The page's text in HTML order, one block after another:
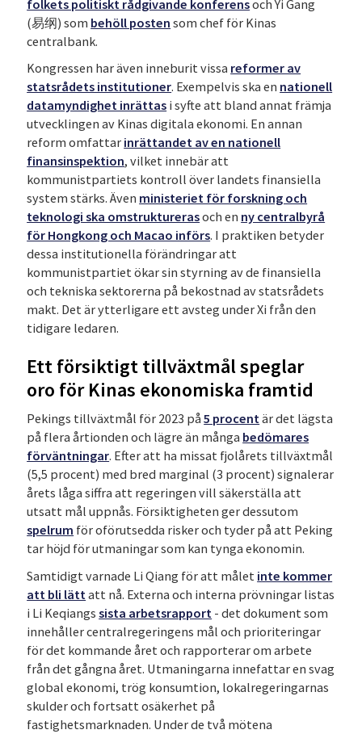
folkets politiskt rådgivande konferensoch Yi Gang
(易纲) som behöll posten som chef för Kinas
centralbank.
Kongressen har även inneburit vissa reformer av
statsrådets institutioner. Exempelvis ska en nationell
datamyndighet inrättas i syfte att bland annat främja
utvecklingen av Kinas digitala ekonomi. En annan
reform omfattar inrättandet av en nationell
finansinspektion, vilket innebär att
kommunistpartiets kontroll över landets finansiella
system stärks. Även ministeriet för forskning och
teknologi ska omstrukturerasoch en ny centralbyrå
för Hongkong och Macao införs. I praktiken betyder
dessa institutionella förändringar att
kommunistpartiet ökar sin styrning av de finansiella
och tekniska sektorerna på bekostnad av statsrådets
makt. Det är ytterligare ett avsteg under Xi från den
tidigare ledaren.
Ett försiktigt tillväxtmål speglar
oro för Kinas ekonomiska framtid
Pekings tillväxtmål för 2023 på5 procentär det lägsta
på flera årtionden och lägre än många bedömares
förväntningar. Efter att ha missat fjolårets tillväxtmål
(5,5 procent) med bred marginal (3 procent) signalerar
årets låga siffra att regeringen vill säkerställa att
utsatt mål uppnås. Försiktigheten ger dessutom
spelrum för oförutsedda risker och tyder på att Peking
tar höjd för utmaningar som kan tynga ekonomin.
Samtidigt varnade Li Qiang för att målet inte kommer
att bli lättatt nå. Externa och interna prövningar listas
i Li Keqiangssista arbetsrapport - det dokument som
innehåller centralregeringens mål och prioriteringar
för det kommande året och rapporterar om arbete
från det gångna året. Utmaningarna innefattar en svag
global ekonomi, trög konsumtion, lokalregeringarnas
skulder och fortsatt osäkerhet på
fastighetsmarknaden. Under de två mötena